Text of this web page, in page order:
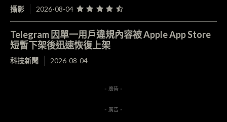
攝影 2026-08-04
Telegram 因單一用戶違規內容被 Apple App Store
短暫下架後迅速恢復上架
科技新聞 2026-08-04
- 廣告 -
- 廣告 -